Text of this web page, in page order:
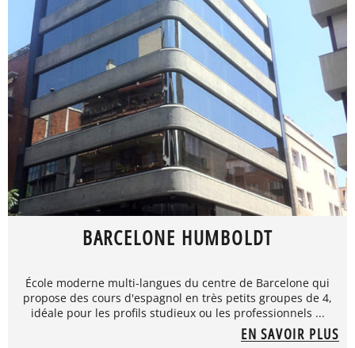
BARCELONE HUMBOLDT
École moderne multi-langues du centre de Barcelone qui
propose des cours d'espagnol en très petits groupes de 4,
idéale pour les profils studieux ou les professionnels ...
EN SAVOIR PLUS